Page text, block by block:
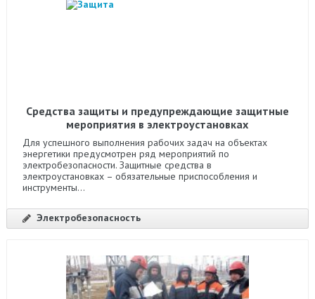
Средства защиты и предупреждающие защитные
мероприятия в электроустановках
Для успешного выполнения рабочих задач на объектах
энергетики предусмотрен ряд мероприятий по
электробезопасности. Защитные средства в
электроустановках – обязательные приспособления и
инструменты...
Электробезопасность